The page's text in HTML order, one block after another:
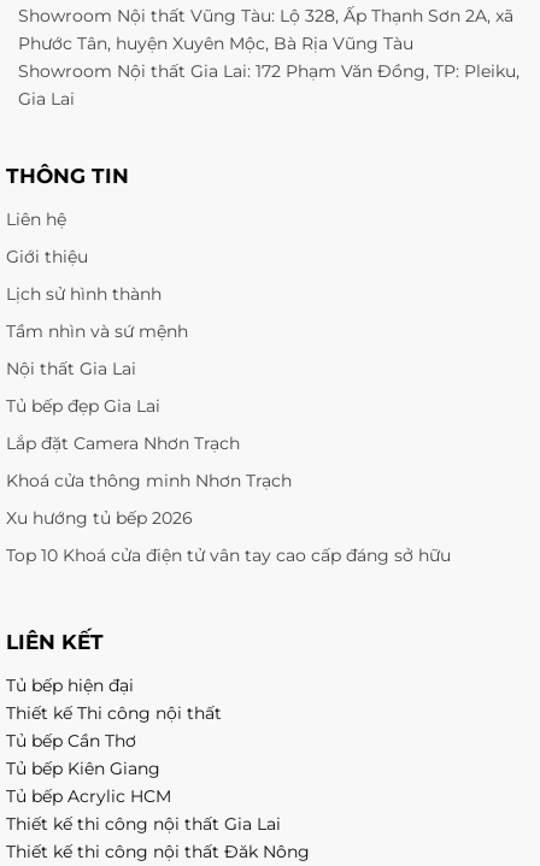
Showroom Nội thất Vũng Tàu: Lộ 328, Ấp Thạnh Sơn 2A, xã
Phước Tân, huyện Xuyên Mộc, Bà Rịa Vũng Tàu
Showroom Nội thất Gia Lai: 172 Phạm Văn Đồng, TP: Pleiku,
Gia Lai
THÔNG TIN
Liên hệ
Giới thiệu
Lịch sử hình thành
Tầm nhìn và sứ mệnh
Nội thất Gia Lai
Tủ bếp đẹp Gia Lai
Lắp đặt Camera Nhơn Trạch
Khoá cửa thông minh Nhơn Trạch
Xu hướng tủ bếp 2026
Top 10 Khoá cửa điện tử vân tay cao cấp đáng sở hữu
LIÊN KẾT
Tủ bếp hiện đại
Thiết kế Thi công nội thất
Tủ bếp Cần Thơ
Tủ bếp Kiên Giang
Tủ bếp Acrylic HCM
Thiết kế thi công nội thất Gia Lai
Thiết kế thi công nội thất Đăk Nông